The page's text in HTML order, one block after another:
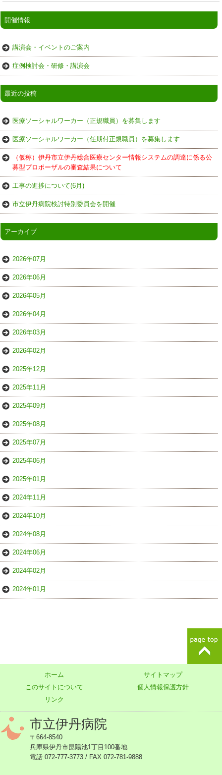
開催情報
講演会・イベントのご案内
症例検討会・研修・講演会
最近の投稿
医療ソーシャルワーカー（正規職員）を募集します
医療ソーシャルワーカー（任期付正規職員）を募集します
（仮称）伊丹市立伊丹総合医療センター情報システムの調達に係る公
募型プロポーザルの審査結果について
工事の進捗について(6月)
市立伊丹病院検討特別委員会を開催
アーカイブ
2026年07月
2026年06月
2026年05月
2026年04月
2026年03月
2026年02月
2025年12月
2025年11月
2025年09月
2025年08月
2025年07月
2025年06月
2025年01月
2024年11月
2024年10月
2024年08月
2024年06月
2024年02月
2024年01月
ホーム
サイトマップ
このサイトについて
個人情報保護方針
リンク
市立伊丹病院
〒664-8540
兵庫県伊丹市昆陽池1丁目100番地
電話 072-777-3773 / FAX 072-781-9888